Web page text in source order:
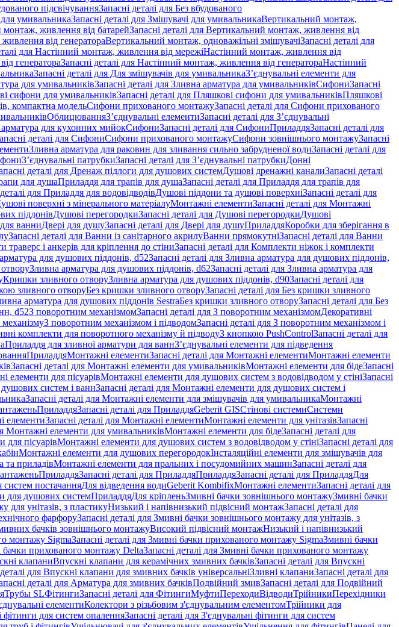
підсвічуванняЗапасні деталі для Без вбудованого
умивальникаЗапасні деталі для Змішувачі для умивальникаВертикальний монтаж,
живлення від батарейЗапасні деталі для Вертикальний монтаж, живлення від
від генератораВертикальний монтаж, одноважільні змішувачіЗапасні деталі для
для Настінний монтаж, живлення від мережіНастінний монтаж, живлення від
генератораЗапасні деталі для Настінний монтаж, живлення від генератораНастінний
Запасні деталі для Для змішувачів для умивальникаЗ’єднувальні елементи для
для умивальниківЗапасні деталі для Зливна арматура для умивальниківСифониЗапасні
сифони для умивальниківЗапасні деталі для Пляшкові сифони для умивальниківПляшкові
компактна модельСифони прихованого монтажуЗапасні деталі для Сифони прихованого
ОблицюванняЗ’єднувальні елементиЗапасні деталі для З’єднувальні
арматура для кухонних мийокСифониЗапасні деталі для СифониПриладдяЗапасні деталі для
деталі для СифониСифони прихованого монтажуСифони зовнішнього монтажуЗапасні
Зливна арматура для раковин для зливання сильно забрудненої водиЗапасні деталі для
З’єднувальні патрубкиЗапасні деталі для З’єднувальні патрубкиДонні
деталі для Дренаж підлоги для душових системДушові дренажні каналиЗапасні деталі
для душаПриладдя для трапів для душаЗапасні деталі для Приладдя для трапів для
для Приладдя для водовідводівДушові піддони та душові поверхніЗапасні деталі для
поверхні з мінерального матеріалуМонтажні елементиЗапасні деталі для Монтажні
піддонівДушові перегородкиЗапасні деталі для Душові перегородкиДушові
ванниДвері для душуЗапасні деталі для Двері для душуПриладдяКоробки для зберігання в
Запасні деталі для Ванни із санітарного акрилуВанни прямокутніЗапасні деталі для Ванни
і анкерів для кріплення до стіниЗапасні деталі для Комплекти ніжок і комплекти
для душових піддонів, d52Запасні деталі для Зливна арматура для душових піддонів,
Зливна арматура для душових піддонів, d62Запасні деталі для Зливна арматура для
Кришки зливного отворуЗливна арматура для душових піддонів, d90Запасні деталі для
зливного отворуБез кришки зливного отворуЗапасні деталі для Без кришки зливного
арматура для душових піддонів SestraБез кришки зливного отворуЗапасні деталі для Без
d52З поворотним механізмомЗапасні деталі для З поворотним механізмомДекоративні
З поворотним механізмом і підводомЗапасні деталі для З поворотним механізмом і
комплекти для поворотного механізму й підводуЗ кнопкою PushControlЗапасні деталі для
Приладдя для зливної арматури для ваннЗ’єднувальні елементи для підведення
ПриладдяМонтажні елементиЗапасні деталі для Монтажні елементиМонтажні елементи
Запасні деталі для Монтажні елементи для умивальниківМонтажні елементи для бідеЗапасні
елементи для пісуарівМонтажні елементи для душових систем з водовідводом у стініЗапасні
систем і ваннЗапасні деталі для Монтажні елементи для душових систем і
Запасні деталі для Монтажні елементи для змішувачів для умивальникаМонтажні
ПриладдяЗапасні деталі для ПриладдяGeberit GISСтінові системиСистеми
елементиЗапасні деталі для Монтажні елементиМонтажні елементи для унітазівЗапасні
Монтажні елементи для умивальниківМонтажні елементи для бідеЗапасні деталі для
для пісуарівМонтажні елементи для душових систем з водовідводом у стініЗапасні деталі для
Монтажні елементи для душових перегородокІнсталяційні елементи для змішувачів для
та приладівМонтажні елементи для пральних і посудомийних машинЗапасні деталі для
ПриладдяЗапасні деталі для ПриладдяПриладдяЗапасні деталі для ПриладдяДля
систем постачанняДля відведення водиGeberit KombifixМонтажні елементиЗапасні деталі для
для душових системПриладдяДля кріпленьЗмивні бачки зовнішнього монтажуЗмивні бачки
для унітазів, з пластикуНизький і напівнизький підвісний монтажЗапасні деталі для
фарфоруЗапасні деталі для Змивні бачки зовнішнього монтажу для унітазів, з
бачків зовнішнього монтажуВисокий підвісний монтажНизький і напівнизький
монтажу SigmaЗапасні деталі для Змивні бачки прихованого монтажу SigmaЗмивні бачки
бачки прихованого монтажу DeltaЗапасні деталі для Змивні бачки прихованого монтажу
клапаниВпускні клапани для керамічних змивних бачківЗапасні деталі для Впускні
для Впускні клапани для змивних бачків універсальніЗливні клапаниЗапасні деталі для
деталі для Арматура для змивних бачкiвПодвійний змивЗапасні деталі для Подвійний
Трубы SLФітингиЗапасні деталі для ФітингиМуфтиПереходиВідводиТрійникиПерехідники
елементиКолектори з різьбовим з'єднувальним елементомТрійники для
фітинги для систем опаленняЗапасні деталі для З'єднувальні фітинги для систем